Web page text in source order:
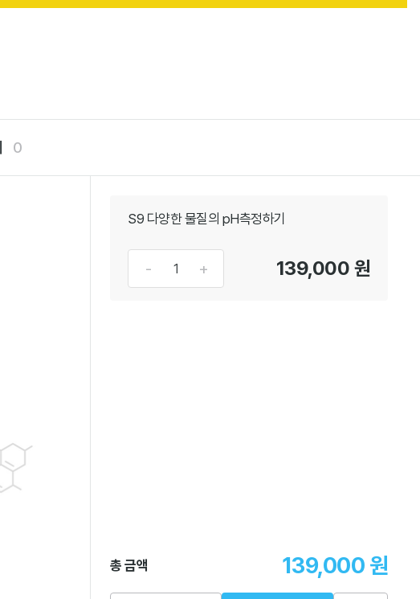
0
S9 다양한 물질의 pH측정하기
- + 139,000 원
총 금액 139,000 원